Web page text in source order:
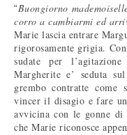
“Buongiorno
corro a cambiarmi ed
Marie lascia entrare
rigorosamente grigia.
sudate per
Margherite e’ seduta
grembo contratte come
vincer il disagio e fare
avvicina con le gonne di
che Marie riconosce